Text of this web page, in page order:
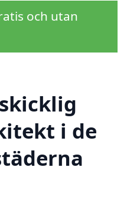
och utan
i de